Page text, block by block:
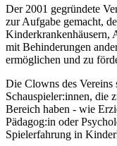
Der 2001 gegründete
zur Aufgabe gemacht,
Kinderkrankenhäusern,
mit Behinderungen
ermöglichen und zu
Die Clowns des Vereins
Schauspieler:innen, die
Bereich haben - wie
Pädagog:in oder
Spielerfahrung in